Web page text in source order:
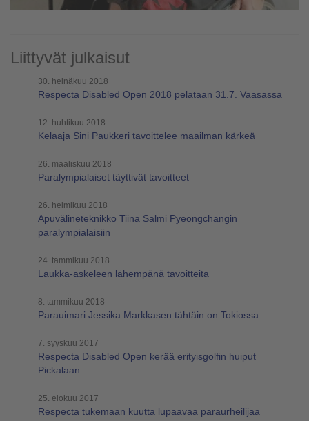
Liittyvät julkaisut
30. heinäkuu 2018
Respecta Disabled Open 2018 pelataan 31.7. Vaasassa
12. huhtikuu 2018
Kelaaja Sini Paukkeri tavoittelee maailman kärkeä
26. maaliskuu 2018
Paralympialaiset täyttivät tavoitteet
26. helmikuu 2018
Apuvälineteknikko Tiina Salmi Pyeongchangin
paralympialaisiin
24. tammikuu 2018
Laukka-askeleen lähempänä tavoitteita
8. tammikuu 2018
Parauimari Jessika Markkasen tähtäin on Tokiossa
7. syyskuu 2017
Respecta Disabled Open kerää erityisgolfin huiput
Pickalaan
25. elokuu 2017
Respecta tukemaan kuutta lupaavaa paraurheilijaa